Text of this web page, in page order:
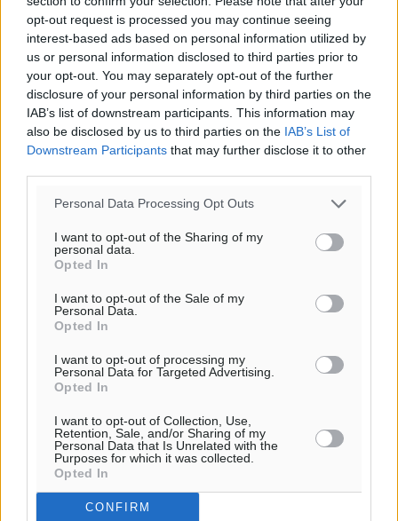
opt-out request is processed you may continue seeing
interest-based ads based on personal information utilized by
us or personal information disclosed to third parties prior to
your opt-out. You may separately opt-out of the further
disclosure of your personal information by third parties on the
IAB’s list of downstream participants. This information may
also be disclosed by us to third parties on the IAB’s List of
Downstream Participants that may further disclose it to other
Personal Data Processing Opt Outs
I want to opt-out of the Sharing of my
personal data.
Opted In
I want to opt-out of the Sale of my
Personal Data.
Opted In
I want to opt-out of processing my
Personal Data for Targeted Advertising.
Opted In
I want to opt-out of Collection, Use,
Retention, Sale, and/or Sharing of my
Personal Data that Is Unrelated with the
Purposes for which it was collected.
Opted In
CONFIRM
29°
ΚΥ
29°
ΔΕ
30°
ΤΡ